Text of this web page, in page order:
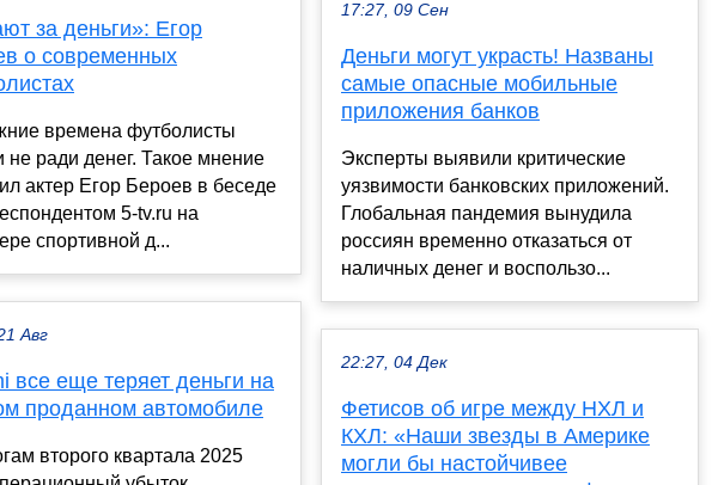
за деньги»: Егор
о современных
времена футболисты
не ради денег. Такое мнение
актер Егор Бероев в беседе
5-tv.ru на
спортивной д...
Авг
все еще теряет деньги на
проданном автомобиле
второго квартала 2025
17:27, 09 Сен
Деньги могут украсть! Названы
самые опасные мобильные
приложения банков
Эксперты выявили критические
уязвимости банковских приложений.
Глобальная пандемия вынудила
россиян временно отказаться от
наличных денег и воспользо...
22:27, 04 Дек
Фетисов об игре между НХЛ и
КХЛ: «Наши звезды в Америке
могли бы настойчивее